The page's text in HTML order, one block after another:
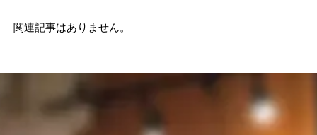
関連記事はありません。